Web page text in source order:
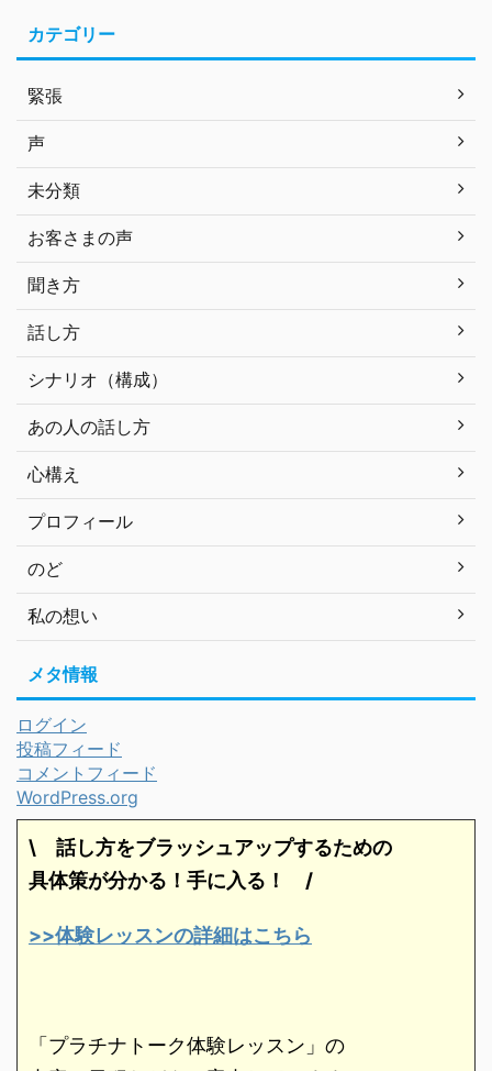
カテゴリー
緊張
声
未分類
お客さまの声
聞き方
話し方
シナリオ（構成）
あの人の話し方
心構え
プロフィール
のど
私の想い
メタ情報
ログイン
投稿フィード
コメントフィード
WordPress.org
\ 話し方をブラッシュアップするための
具体策が分かる！手に入る！ /
>>体験レッスンの詳細はこちら
「プラチナトーク体験レッスン」の